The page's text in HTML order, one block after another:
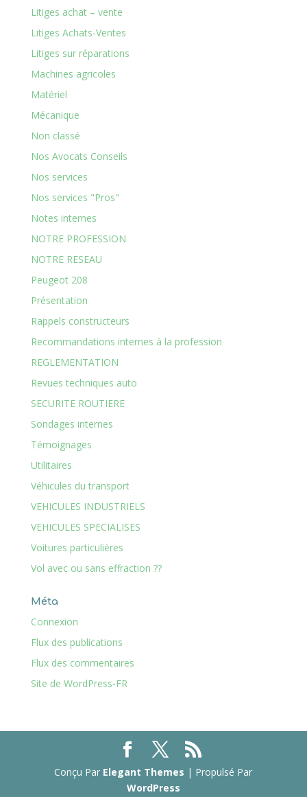
Litiges achat – vente
Litiges Achats-Ventes
Litiges sur réparations
Machines agricoles
Matériel
Mécanique
Non classé
Nos Avocats Conseils
Nos services
Nos services "Pros"
Notes internes
NOTRE PROFESSION
NOTRE RESEAU
Peugeot 208
Présentation
Rappels constructeurs
Recommandations internes à la profession
REGLEMENTATION
Revues techniques auto
SECURITE ROUTIERE
Sondages internes
Témoignages
Utilitaires
Véhicules du transport
VEHICULES INDUSTRIELS
VEHICULES SPECIALISES
Voitures particulières
Vol avec ou sans effraction ??
Méta
Connexion
Flux des publications
Flux des commentaires
Site de WordPress-FR
Conçu Par Elegant Themes | Propulsé Par
WordPress